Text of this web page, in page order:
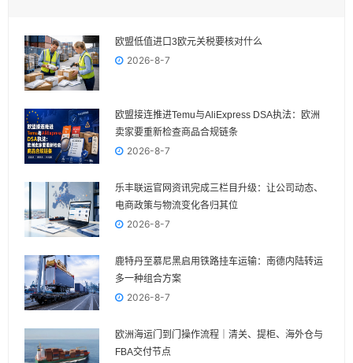
欧盟低值进口3欧元关税要核对什么
2026-8-7
欧盟接连推进Temu与AliExpress DSA执法：欧洲
卖家要重新检查商品合规链条
2026-8-7
乐丰联运官网资讯完成三栏目升级：让公司动态、
电商政策与物流变化各归其位
2026-8-7
鹿特丹至慕尼黑启用铁路挂车运输：南德内陆转运
多一种组合方案
2026-8-7
欧洲海运门到门操作流程｜清关、提柜、海外仓与
FBA交付节点